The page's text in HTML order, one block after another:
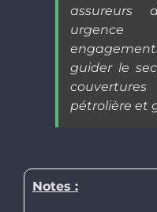
assureurs
urgence
guider le
pétrolière et
Notes :